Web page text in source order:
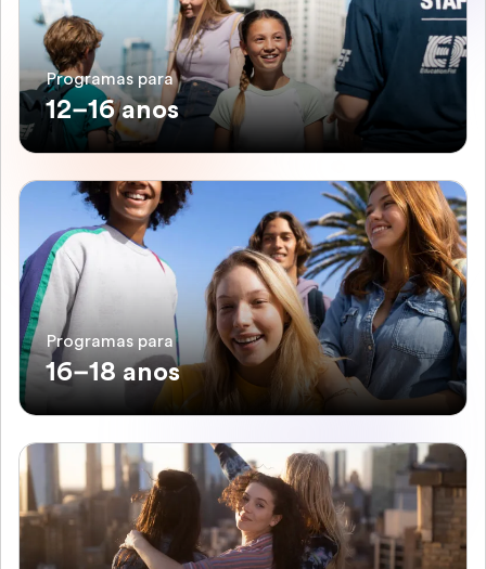
Programas para
12–16 anos
Programas para
16–18 anos